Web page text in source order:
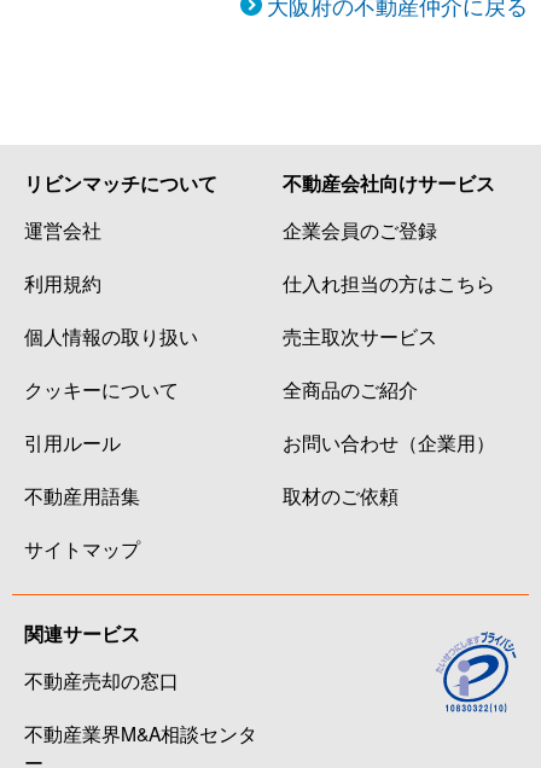
リビンマッチについて
運営会社
利用規約
個人情報の取り扱い
クッキーについて
引用ルール
不動産用語集
サイトマップ
不動産会社向けサービス
企業会員のご登録
仕入れ担当の方はこちら
売主取次サービス
全商品のご紹介
お問い合わせ（企業用）
取材のご依頼
関連サービス
不動産売却の窓口
不動産業界M&A相談センタ
ー